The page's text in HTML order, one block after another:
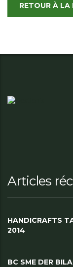
RETOUR À
Articles
HANDICRAFTS
2014
BC SME DER